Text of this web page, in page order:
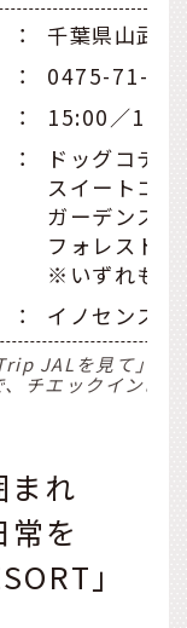
：
千葉県山武
：
0475-71-
：
15:00／
：
ドッグコテ
スイートコ
ガーデンス
フォレスト
※いずれも1
： イノセンス
JALを見て」と
チエックイン時
まれ
を
」